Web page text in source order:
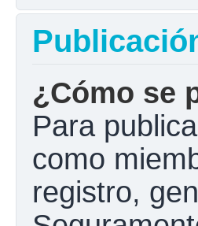
¿Cómo se
Para
como
registro,